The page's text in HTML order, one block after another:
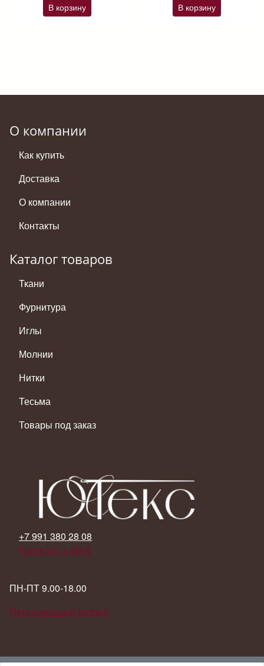
В корзину В корзину
О компании
Как купить
Доставка
О компании
Контакты
Каталог товаров
Ткани
Фурнитура
Иглы
Молнии
Нитки
Тесьма
Товары под заказ
+7 991 380 28 08
Написать в MAX
ПН-ПТ 9.00-18.00
Персональный раздел